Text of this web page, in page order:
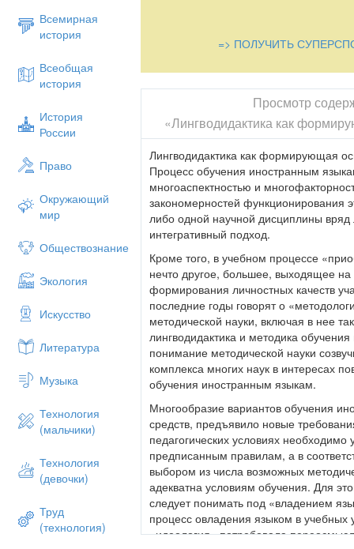
Всемирная
история
Всеобщая
история
История
России
Право
Окружающий
мир
Обществознание
Экология
Искусство
Литература
Музыка
Технология
(мальчики)
Технология
(девочки)
Труд
(технология)
=> ПОЛУЧИТЬ
Просмотр
«Лингводидактика как
Лингводидактика как формирующая
Процесс обучения иностранным
многоаспектностью и
закономерностей функционирования
либо одной научной дисциплины
интегративный подход.
Кроме того, в учебном процессе
нечто другое, большее, выходящее
формирования личностных качеств
последние годы говорят о
методической науки, включая в нее
лингводидактика и методика
понимание методической науки
комплекса многих наук в интересах
обучения иностранным языкам.
Многообразие вариантов обучения
средств, предъявило новые
педагогических условиях необходимо
предписанным правилам, а в
выбором из числа возможных
адекватна условиям обучения. Для
следует понимать под «владением
процесс овладения языком в учебных
«идеология» потребовала